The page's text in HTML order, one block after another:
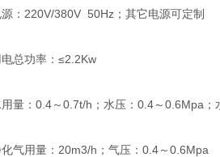
220V/380V 50Hz；其它电源可定制
功率：≤2.2Kw
：0.4～0.7t/h；水压：0.4～0.6Mpa；
用量：20m3/h；气压：0.4～0.6Mpa